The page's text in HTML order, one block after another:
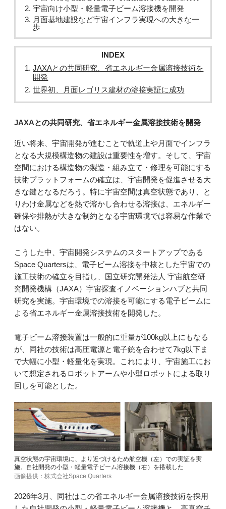
宇宙向け小型・軽量電子ビーム溶接機を開発
月面基地建設など宇宙インフラ実現への大きな一
歩
INDEX
JAXAとの共同研究、省エネルギー金属溶接技術を
開発
世界初、月面レゴリス建材の溶接実証に成功
JAXAとの共同研究、省エネルギー金属溶接技術を開発
近い将来、宇宙開発が進むことで軌道上や月面でインフラ
となる大規模構造物の建設は重要性を増す。そして、宇宙
空間における構造物の製造・組み立て・修理を可能にする
技術プラットフォームの確立は、宇宙開発を促進させる大
きな鍵となるだろう。特に宇宙空間は真空状態であり、と
りわけ金属などを熱で溶かし合わせる溶接は、エネルギー
確保や排熱が大きな制約となる宇宙環境では容易な作業で
はない。
こうした中、宇宙開発システムのスタートアップである
Space Quartersは、電子ビーム溶接を中核とした宇宙での
施工技術の確立を目指し、国立研究開発法人 宇宙航空研
究開発機構（JAXA）宇宙探査イノベーションハブと共同
研究を実施。宇宙環境での溶接を可能にする電子ビームに
よる省エネルギー金属溶接技術を開発した。
電子ビーム溶接装置は一般的に重量が100kg以上にもなる
が、同社の技術は高圧電源と電子銃を合わせて7kg以下ま
で大幅に小型・軽量化を実現。これにより、宇宙施工にお
いて想定されるロボットアームや小型ロボットによる取り
回しを可能とした。
真空状態の宇宙環境に、より近づけるため航空機（左）での実証を実
施。自社開発の小型・軽量電子ビーム溶接機（右）を搭載した
画像提供：株式会社Space Quarters
2026年3月、同社はこの省エネルギー金属溶接技術を採用